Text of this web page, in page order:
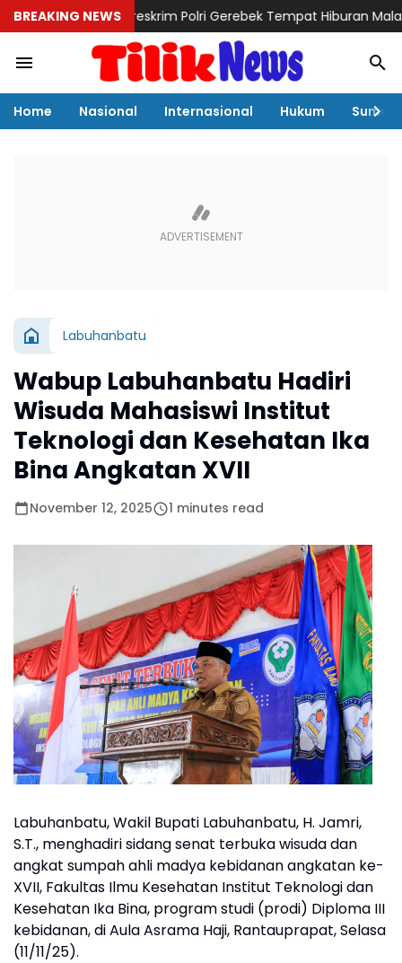
BREAKING NEWS
Bareskrim Polri Gerebek Tempat Hiburan Malam di
Home Nasional Internasional Hukum Sumut
Labuhanbatu
Wabup Labuhanbatu Hadiri
Wisuda Mahasiswi Institut
Teknologi dan Kesehatan Ika
Bina Angkatan XVII
November 12, 2025 1 minutes read
Labuhanbatu, Wakil Bupati Labuhanbatu, H. Jamri,
S.T., menghadiri sidang senat terbuka wisuda dan
angkat sumpah ahli madya kebidanan angkatan ke-
XVII, Fakultas Ilmu Kesehatan Institut Teknologi dan
Kesehatan Ika Bina, program studi (prodi) Diploma III
kebidanan, di Aula Asrama Haji, Rantauprapat, Selasa
(11/11/25).